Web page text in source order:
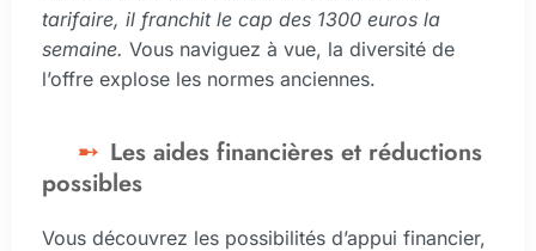
tarifaire, il franchit le cap des 1300 euros la
semaine. Vous naviguez à vue, la diversité de
l’offre explose les normes anciennes.
Les aides financières et réductions
possibles
Vous découvrez les possibilités d’appui financier,